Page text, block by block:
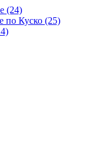
(24)
по Куско (25)